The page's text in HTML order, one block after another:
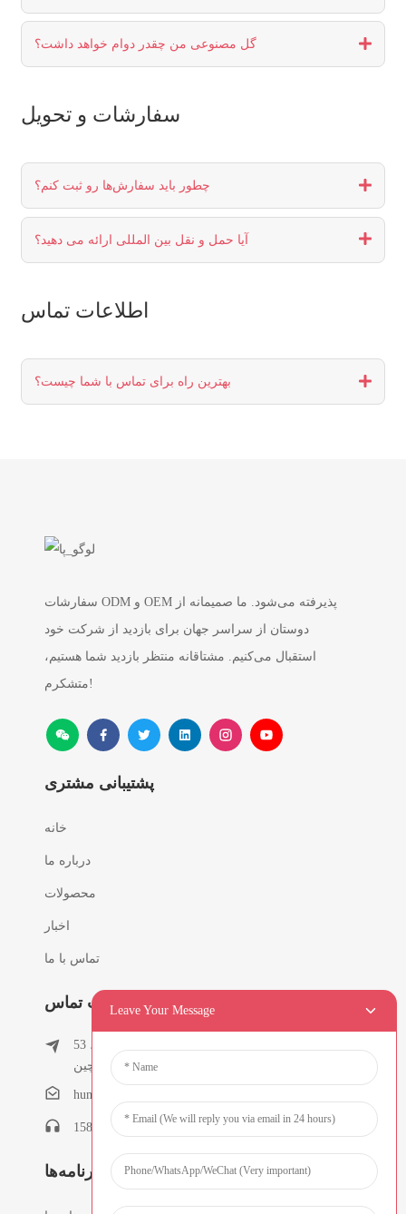
گل مصنوعی من چقدر دوام خواهد داشت؟
سفارشات و تحویل
چطور باید سفارش‌ها رو ثبت کنم؟
آیا حمل و نقل بین المللی ارائه می دهید؟
اطلاعات تماس
بهترین راه برای تماس با شما چیست؟
سفارشات ODM و OEM پذیرفته می‌شود. ما صمیمانه از
دوستان از سراسر جهان برای بازدید از شرکت خود
استقبال می‌کنیم. مشتاقانه منتظر بازدید شما هستیم،
متشکرم!
پشتیبانی مشتری
خانه
درباره ما
محصولات
اخبار
تماس با ما
اطلاعات تماس
53 شرق چونفنگ، روستای تیلوکنگ، شهر کیشی،
دونگوان، گوانگدونگ، چین
humanlu@foxmail.com
هومانلو: +86-15818288461
خبرنامه‌ها
Leave Your Message